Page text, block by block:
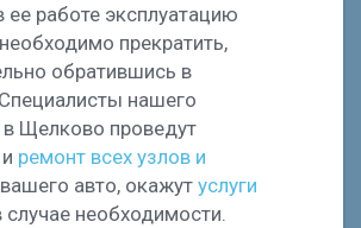
ее работе эксплуатацию
прекратить,
обратившись в
нашего
в Щелково проведут
и ремонт всех узлов и
вашего авто, окажут услуги
случае необходимости.